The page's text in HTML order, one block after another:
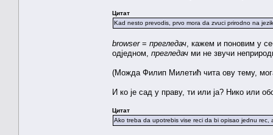
Цитат
Kad nesto prevodis, prvo mora da zvuci prirodno na
browser= прегледач , кажем и поновим у
одједном, прегледач ми не звучи
(Можда Филип Милетић чита ову тему,
И ко је сад у праву, ти или ја? Нико или
Цитат
Ako treba da upotrebis vise reci da bi opisao jednu